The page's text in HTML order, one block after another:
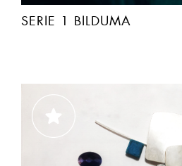
SERIE 1 BILDUMA